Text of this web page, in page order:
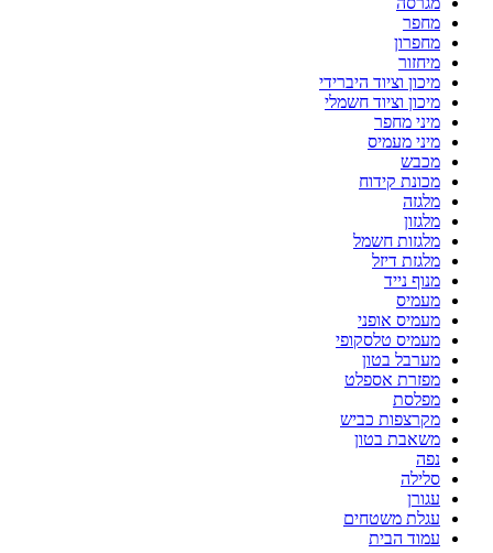
מחפר
מחפרון
מיחזור
מיכון וציוד היברידי
מיכון וציוד חשמלי
מיני מחפר
מיני מעמיס
מכבש
מכונת קידוח
מלגזה
מלגזון
מלגזות חשמל
מלגזת דיזל
מנוף נייד
מעמיס
מעמיס אופני
מעמיס טלסקופי
מערבל בטון
מפזרת אספלט
מפלסת
מקרצפות כביש
משאבת בטון
נפה
סלילה
עגורן
עגלת משטחים
עמוד הבית